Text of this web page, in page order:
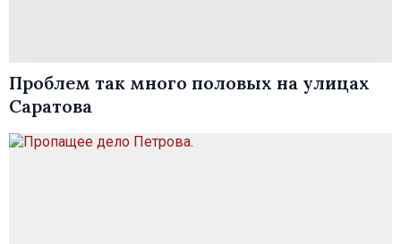
Проблем так много половых на улицах
Саратова